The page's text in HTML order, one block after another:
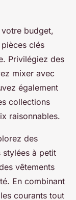
budget,
clés
Privilégiez des
mixer avec
également
collections
raisonnables.
des
stylées à petit
vêtements
En combinant
courants tout